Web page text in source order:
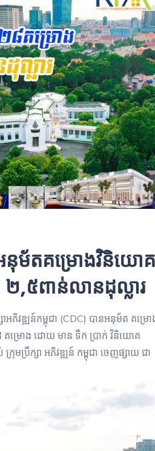
នុម័តគម្រោងវិនិយោគ
,៥ពាន់លានដុល្លារ
អភិវឌ្ឍន៍កម្ពុជា (CDC) បានអនុម័ត គម្រោ
គម្រោង ដោយ មាន ទឹក ប្រាក់ វិនិយោគ
មប្រឹក្សា អភិវឌ្ឍន៍ កម្ពុជា ចេញផ្សាយ ជា